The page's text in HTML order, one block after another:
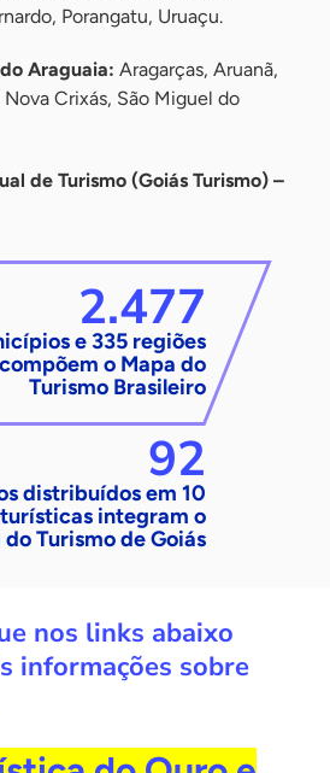
Porangatu, Uruaçu.
Araguaia: Aragarças, Aruanã,
Crixás, São Miguel do
de Turismo (Goiás Turismo) –
2.477
e 335 regiões
o Mapa do
Turismo Brasileiro
92
distribuídos em 10
integram o
do Turismo de Goiás
nos links abaixo
informações sobre